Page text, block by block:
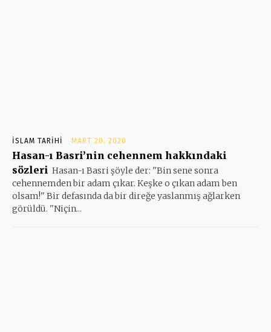
İSLAM TARIHI MART 20, 2020
Hasan-ı Basri’nin cehennem hakkındaki
sözleri Hasan-ı Basri şöyle der: ''Bin sene sonra
cehennemden bir adam çıkar. Keşke o çıkan adam ben
olsam!'' Bir defasında da bir direğe yaslanmış ağlarken
görüldü. ''Niçin...